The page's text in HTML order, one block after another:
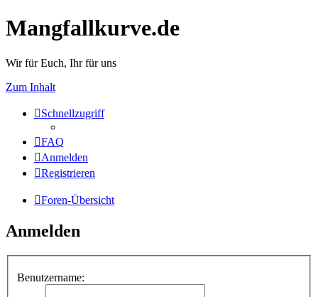
Mangfallkurve.de
Wir für Euch, Ihr für uns
Zum Inhalt
Schnellzugriff
FAQ
Anmelden
Registrieren
Foren-Übersicht
Anmelden
Benutzername: